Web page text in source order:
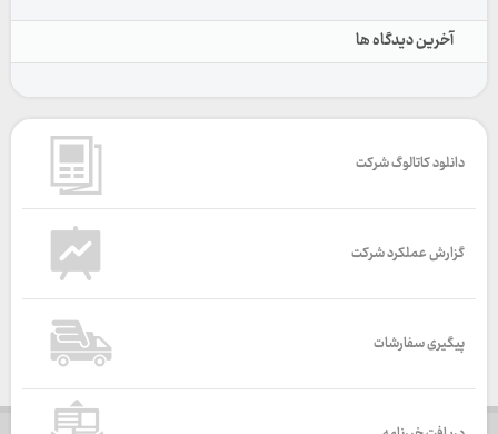
آخرین دیدگاه ها
دانلود کاتالوگ شرکت
گزارش عملکرد شرکت
پیگیری سفارشات